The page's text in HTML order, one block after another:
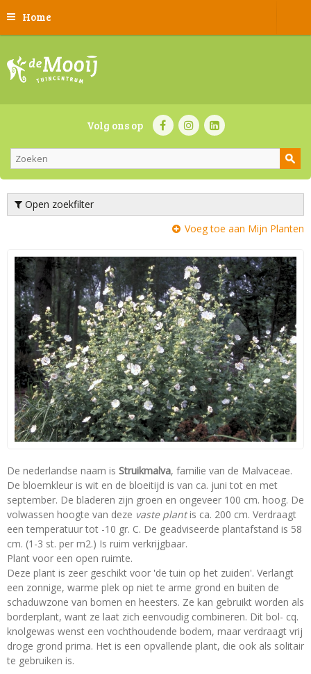
Home
Volg ons op
Open zoekfilter
Voeg toe aan Mijn Planten
De nederlandse naam is Struikmalva, familie van de Malvaceae.
De bloemkleur is wit en de bloeitijd is van ca. juni tot en met
september. De bladeren zijn groen en ongeveer 100 cm. hoog. De
volwassen hoogte van deze vaste plantis ca. 200 cm. Verdraagt
een temperatuur tot -10 gr. C. De geadviseerde plantafstand is 58
cm. (1-3 st. per m2.) Is ruim verkrijgbaar.
Plant voor een open ruimte.
Deze plant is zeer geschikt voor 'de tuin op het zuiden'. Verlangt
een zonnige, warme plek op niet te arme grond en buiten de
schaduwzone van bomen en heesters. Ze kan gebruikt worden als
borderplant, want ze laat zich eenvoudig combineren. Dit bol- cq.
knolgewas wenst een vochthoudende bodem, maar verdraagt vrij
droge grond prima. Het is een opvallende plant, die ook als solitair
te gebruiken is.